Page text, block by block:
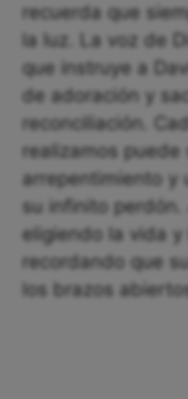
recuerda que
la luz. La voz de
que instruye a
de adoración y
reconciliación.
realizamos puede
arrepentimiento y
su infinito
eligiendo la vida y
recordando que
los brazos